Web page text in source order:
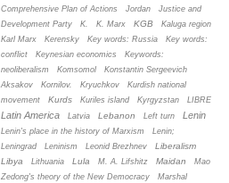
Comprehensive Plan of Actions
Jordan
Justice and
Development Party
K. K. Marx KGB
Kaluga region
Karl Marx
Kerensky Key words: Russia
Key words:
conflict
Keynesian economics
Keywords:
neoliberalism
Komsomol
Konstantin Sergeevich
Aksakov
Kornilov. Kryuchkov
Kurdish national
movement
Kurds Kuriles island Kyrgyzstan LIBRE
Latin America Latvia Lebanon Left turn Lenin
Lenin's place in the history of Marxism
Lenin;
Leningrad
Leninism Leonid Brezhnev
Liberalism
Libya
Lithuania Lula M. A. Lifshitz Maidan
Mao
Zedong's theory of the New Democracy
Marshal